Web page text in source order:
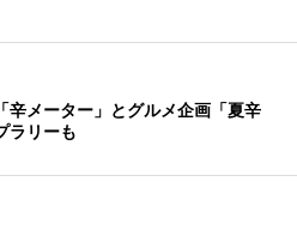
辛メーター」とグルメ企画「夏辛
リーも